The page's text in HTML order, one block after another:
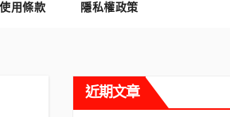
使用條款 隱私權政策
近期文章